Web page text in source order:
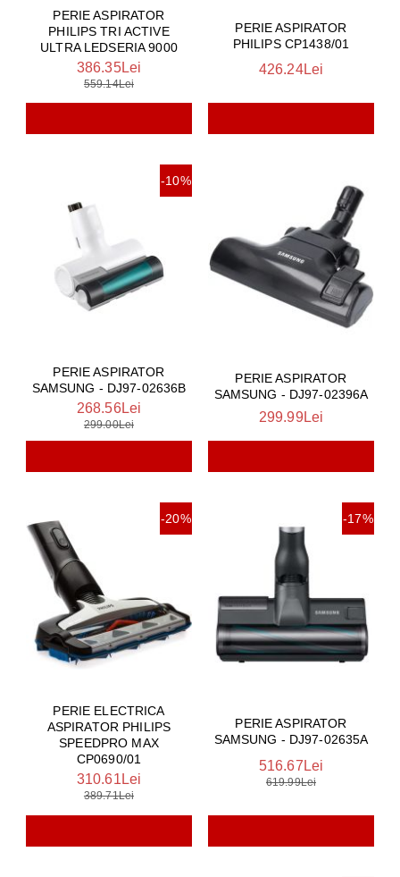
PERIE ASPIRATOR
PHILIPS TRI ACTIVE
ULTRA LEDSERIA 9000
386.35Lei
559.14Lei
PERIE ASPIRATOR
PHILIPS CP1438/01
426.24Lei
-10%
PERIE ASPIRATOR
SAMSUNG - DJ97-02636B
268.56Lei
299.00Lei
PERIE ASPIRATOR
SAMSUNG - DJ97-02396A
299.99Lei
-20%
PERIE ELECTRICA
ASPIRATOR PHILIPS
SPEEDPRO MAX
CP0690/01
310.61Lei
389.71Lei
-17%
PERIE ASPIRATOR
SAMSUNG - DJ97-02635A
516.67Lei
619.99Lei